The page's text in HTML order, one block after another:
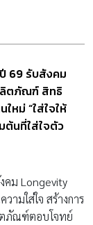
69 รับสังคม
ตภัณฑ์ สิทธิ
หม่ “ใส่ใจให้
ต้นที่ใส่ใจตัว
คม Longevity
มใส่ใจ สร้างการ
ภัณฑ์ตอบโจทย์